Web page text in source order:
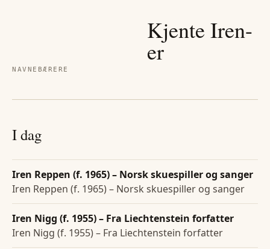
NAVNEBÆRERE
Kjente Iren-
er
I dag
Iren Reppen (f. 1965) – Norsk skuespiller og sanger
Iren Reppen (f. 1965) – Norsk skuespiller og sanger
Iren Nigg (f. 1955) – Fra Liechtenstein forfatter
Iren Nigg (f. 1955) – Fra Liechtenstein forfatter